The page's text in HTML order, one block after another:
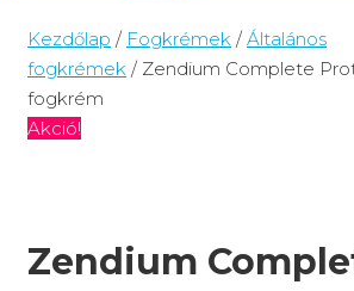
Kezdőlap / Fogkrémek / Általános
fogkrémek / Zendium Complete
fogkrém
Akció!
Zendium